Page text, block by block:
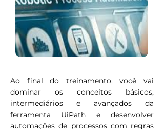
Ao final do treinamento, você vai
dominar os conceitos básicos,
intermediários e avançados da
ferramenta UiPath e desenvolver
automações de processos com regras